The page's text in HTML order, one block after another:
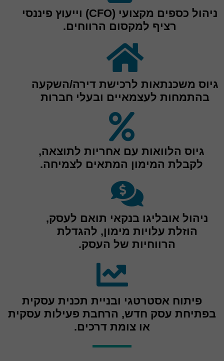
ניהול כספים מקצועי (CFO) וייעוץ פיננסי
רציף למקסום הרווחים.
גיוס משכנתאות לרכישת דירה/השקעה
בהתמחות לעצמאיים ובעלי חברות
גיוס הלוואות עם אחריות לתוצאה,
לקבלת המימון המתאים לצמיחה.
ניהול אובליגו בנקאי תואם לעסק,
הוזלת עלויות מימון, להגדלת
הרווחיות של העסק.
פיתוח אסטרטגי ובניית תכנית עסקית
בפתיחת עסק חדש, הרחבת פעילות עסקית
או צומת דרכים.